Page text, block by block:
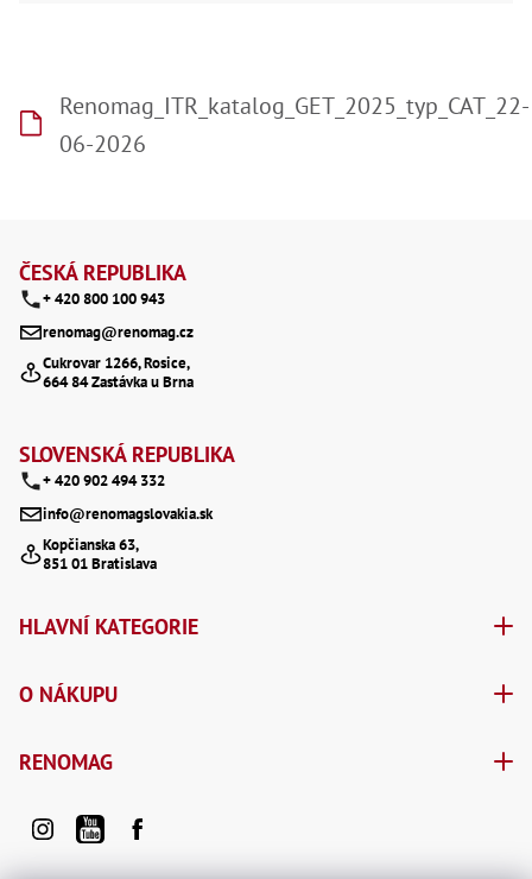
Renomag_ITR_katalog_GET_2025_typ_CAT_22-
06-2026
ČESKÁ REPUBLIKA
+ 420 800 100 943
renomag@renomag.cz
Cukrovar 1266, Rosice,
664 84 Zastávka u Brna
SLOVENSKÁ REPUBLIKA
+ 420 902 494 332
info@renomagslovakia.sk
Kopčianska 63,
851 01 Bratislava
HLAVNÍ KATEGORIE
O NÁKUPU
RENOMAG